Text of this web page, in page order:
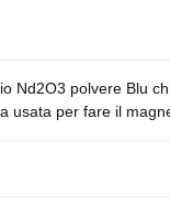
Nd2O3 polvere Blu
usata per fare il